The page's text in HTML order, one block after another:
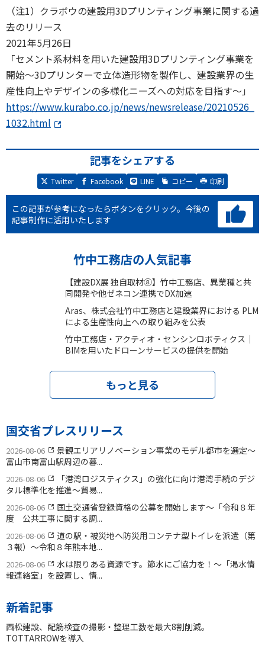
（注1）クラボウの建設用3Dプリンティング事業に関する過
去のリリース
2021年5月26日
「セメント系材料を用いた建設用3Dプリンティング事業を
開始～3Dプリンターで立体造形物を製作し、建設業界の生
産性向上やデザインの多様化ニーズへの対応を目指す～」
https://www.kurabo.co.jp/news/newsrelease/20210526_
1032.html
記事をシェアする
Twitter Facebook LINE コピー 印刷
この記事が参考になったらボタンをクリック。 今後の
記事制作に活用いたします
竹中工務店の人気記事
【建設DX展 独自取材⑧】竹中工務店、異業種と共
同開発や他ゼネコン連携でDX加速
Aras、株式会社竹中工務店と建設業界における PLM
による生産性向上への取り組みを公表
竹中工務店・アクティオ・センシンロボティクス｜
BIMを用いたドローンサービスの提供を開始
もっと見る
国交省プレスリリース
2026-08-06
景観エリアリノベーション事業のモデル都市を選定〜
富山市南富山駅周辺の暮...
2026-08-06
「港湾ロジスティクス」の強化に向け港湾手続のデジ
タル標準化を推進〜貿易...
2026-08-06
国土交通省登録資格の公募を開始します〜「令和８年
度 公共工事に関する調...
2026-08-06
道の駅・被災地へ防災用コンテナ型トイレを派遣（第
３報）〜令和８年熊本地...
2026-08-06
水は限りある資源です。節水にご協力を！〜「渇水情
報連絡室」を設置し、情...
新着記事
西松建設、配筋検査の撮影・整理工数を最大8割削減。
TOTTARROWを導入